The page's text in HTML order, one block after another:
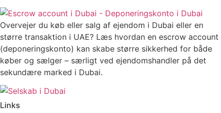
Overvejer du køb eller salg af ejendom i Dubai eller en
større transaktion i UAE? Læs hvordan en escrow account
(deponeringskonto) kan skabe større sikkerhed for både
køber og sælger – særligt ved ejendomshandler på det
sekundære marked i Dubai.
Links